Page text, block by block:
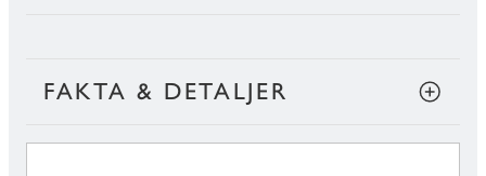
FAKTA & DETALJER